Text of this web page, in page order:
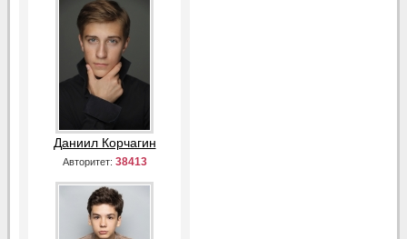
Даниил Корчагин
Авторитет: 38413